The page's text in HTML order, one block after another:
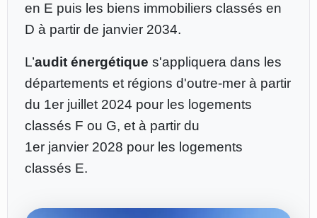
en E puis les biens immobiliers classés en
D à partir de janvier 2034.
L’audit énergétique s'appliquera dans les
départements et régions d'outre-mer à partir
du 1er juillet 2024 pour les logements
classés F ou G, et à partir du
1er janvier 2028 pour les logements
classés E.